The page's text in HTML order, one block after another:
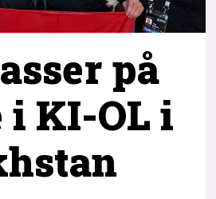
på
i KI-OL i